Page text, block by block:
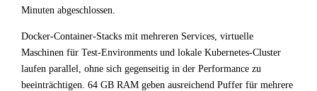
Minuten abgeschlossen.
Docker-Container-Stacks mit mehreren Services, virtuelle
Maschinen für Test-Environments und lokale Kubernetes-Cluster
laufen parallel, ohne sich gegenseitig in der Performance zu
beeinträchtigen. 64 GB RAM geben ausreichend Puffer für mehrere